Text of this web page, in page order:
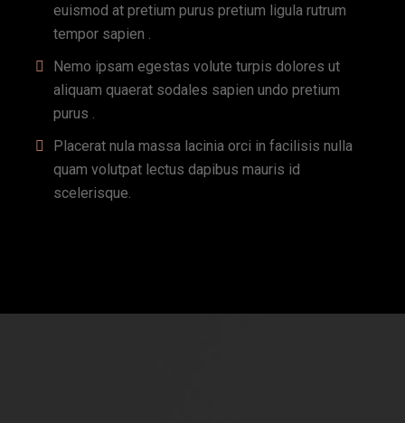
euismod at pretium purus pretium ligula rutrum
tempor sapien .
Nemo ipsam egestas volute turpis dolores ut
aliquam quaerat sodales sapien undo pretium
purus .
Placerat nula massa lacinia orci in facilisis nulla
quam volutpat lectus dapibus mauris id
scelerisque.